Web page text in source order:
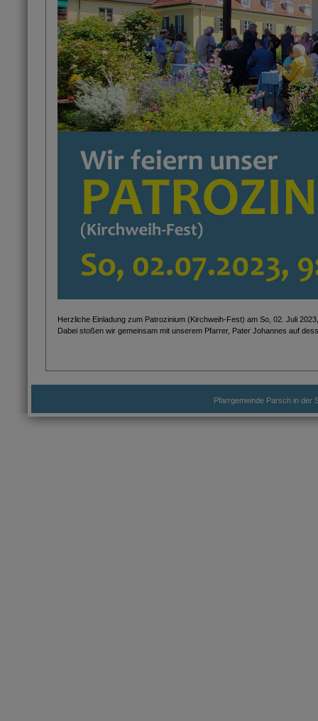
Herzliche Einladung zum Patrozinium (Kirchweih-Fest) am So, 02. Juli
Dabei stoßen wir gemeinsam mit unserem Pfarrer, Pater Johannes auf
Pfarrgemeinde Parsch in der